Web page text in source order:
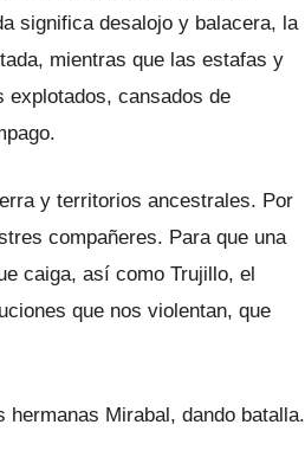
significa desalojo y balacera, la
mientras que las estafas y
explotados, cansados de
y territorios ancestrales. Por
compañeres. Para que una
caiga, así como Trujillo, el
que nos violentan, que
Mirabal, dando batalla.